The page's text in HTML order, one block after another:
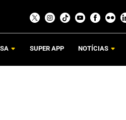
SUPER APP NOTÍCIAS